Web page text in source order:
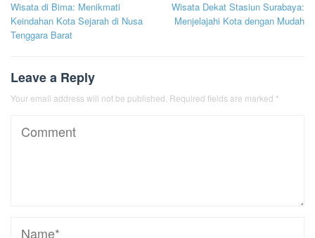
navigation
Wisata di Bima: Menikmati
Keindahan Kota Sejarah di Nusa
Tenggara Barat
Wisata Dekat Stasiun Surabaya:
Menjelajahi Kota dengan Mudah
Leave a Reply
Your email address will not be published. Required fields are marked *